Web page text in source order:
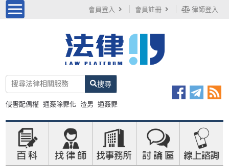
會員登入 會員註冊 律師登入
搜尋
侵害配偶權 通姦除罪化 渣男 通姦罪